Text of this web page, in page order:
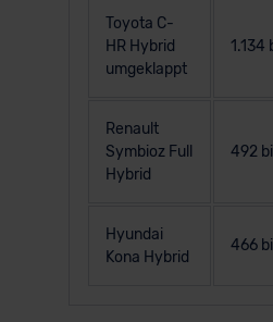
Toyota C-
HR Hybrid
umgeklappt
1.134
Renault
Symbioz Full
Hybrid
492
Hyundai
Kona Hybrid
466